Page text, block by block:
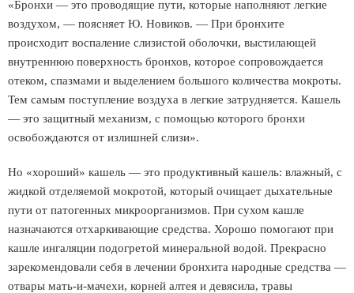
«Бронхи — это проводящие пути, которые наполняют легкие
воздухом, — поясняет Ю. Новиков. — При бронхите
происходит воспаление слизистой оболочки, выстилающей
внутреннюю поверхность бронхов, которое сопровождается
отеком, спазмами и выделением большого количества мокроты.
Тем самым поступление воздуха в легкие затрудняется. Кашель
— это защитный механизм, с помощью которого бронхи
освобождаются от излишней слизи».
Но «хороший» кашель — это продуктивный кашель: влажный, с
жидкой отделяемой мокротой, который очищает дыхательные
пути от патогенных микроорганизмов. При сухом кашле
назначаются отхаркивающие средства. Хорошо помогают при
кашле ингаляции подогретой минеральной водой. Прекрасно
зарекомендовали себя в лечении бронхита народные средства —
отвары мать-и-мачехи, корней алтея и девясила, травы